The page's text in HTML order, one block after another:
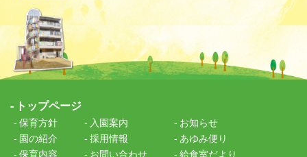
トップページ
保育方針
園の紹介
保育内容
入園案内
採用情報
お問い合わせ
お知らせ
あゆみ便り
給食室だより